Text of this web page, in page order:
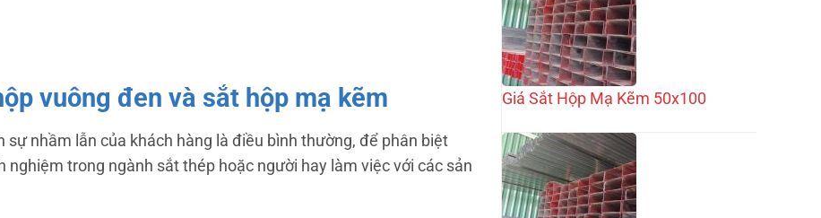
vuông đen và sắt hộp mạ kẽm
nhầm lẫn của khách hàng là điều bình thường, để phân biệt
trong ngành sắt thép hoặc người hay làm việc với các sản
Giá Sắt Hộp Mạ Kẽm 50x100